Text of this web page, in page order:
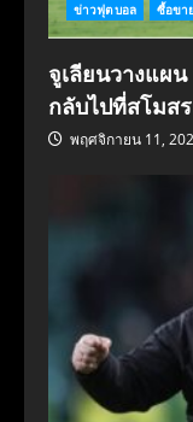
ข่าวฟุตบอล ซื้อขา
จูเลียนวางแผ
กลับไปที่สโมส
พฤศจิกายน 11,